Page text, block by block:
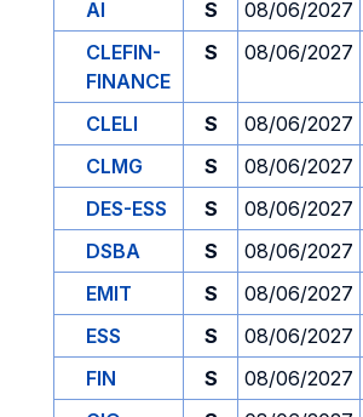
AI
S 08/06/2027
CLEFIN-
FINANCE
S 08/06/2027
CLELI S 08/06/2027
CLMG
S 08/06/2027
DES-ESS
S 08/06/2027
DSBA
S 08/06/2027
EMIT
S 08/06/2027
ESS
S 08/06/2027
FIN
S 08/06/2027